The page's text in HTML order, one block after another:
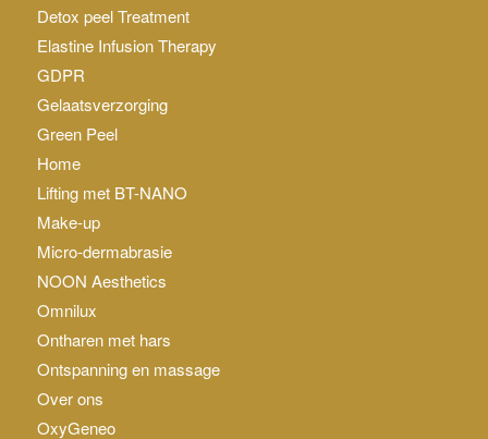
Detox peel Treatment
Elastine Infusion Therapy
GDPR
Gelaatsverzorging
Green Peel
Home
Lifting met BT-NANO
Make-up
Micro-dermabrasie
NOON Aesthetics
Omnilux
Ontharen met hars
Ontspanning en massage
Over ons
OxyGeneo